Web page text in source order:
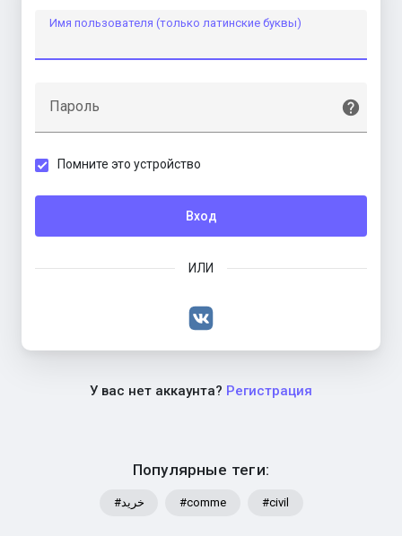
Популярные теги:
#خرید #comme #civil
Имя пользователя (только латинские буквы)
Пароль
Помните это устройство
Вход
ИЛИ
У вас нет аккаунта? Регистрация